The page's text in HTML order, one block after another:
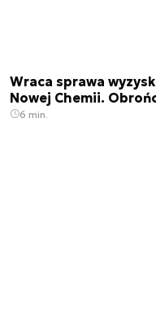
Wraca sprawa
Nowej Chemii.
6 min.